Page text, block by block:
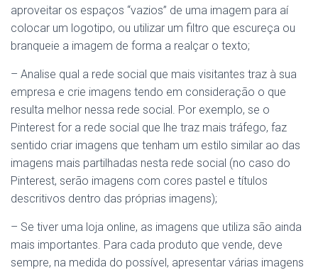
aproveitar os espaços “vazios” de uma imagem para aí
colocar um logotipo, ou utilizar um filtro que escureça ou
branqueie a imagem de forma a realçar o texto;
– Analise qual a rede social que mais visitantes traz à sua
empresa e crie imagens tendo em consideração o que
resulta melhor nessa rede social. Por exemplo, se o
Pinterest for a rede social que lhe traz mais tráfego, faz
sentido criar imagens que tenham um estilo similar ao das
imagens mais partilhadas nesta rede social (no caso do
Pinterest, serão imagens com cores pastel e títulos
descritivos dentro das próprias imagens);
– Se tiver uma loja online, as imagens que utiliza são ainda
mais importantes. Para cada produto que vende, deve
sempre, na medida do possível, apresentar várias imagens